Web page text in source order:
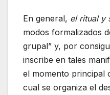
En general, el ritual y
modos formalizados
grupal” y, por
inscribe en tales
el momento principal
cual se organiza el